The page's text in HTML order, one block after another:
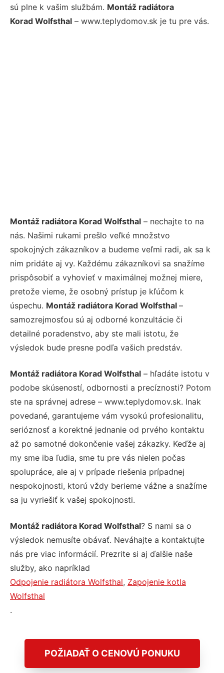
sú plne k vašim službám. Montáž radiátora
Korad Wolfsthal – www.teplydomov.sk je tu pre vás.
Montáž radiátora Korad Wolfsthal – nechajte to na
nás. Našimi rukami prešlo veľké množstvo
spokojných zákazníkov a budeme veľmi radi, ak sa k
nim pridáte aj vy. Každému zákazníkovi sa snažíme
prispôsobiť a vyhovieť v maximálnej možnej miere,
pretože vieme, že osobný prístup je kľúčom k
úspechu. Montáž radiátora Korad Wolfsthal –
samozrejmosťou sú aj odborné konzultácie či
detailné poradenstvo, aby ste mali istotu, že
výsledok bude presne podľa vašich predstáv.
Montáž radiátora Korad Wolfsthal – hľadáte istotu v
podobe skúseností, odbornosti a precíznosti? Potom
ste na správnej adrese – www.teplydomov.sk. Inak
povedané, garantujeme vám vysokú profesionalitu,
serióznosť a korektné jednanie od prvého kontaktu
až po samotné dokončenie vašej zákazky. Keďže aj
my sme iba ľudia, sme tu pre vás nielen počas
spolupráce, ale aj v prípade riešenia prípadnej
nespokojnosti, ktorú vždy berieme vážne a snažíme
sa ju vyriešiť k vašej spokojnosti.
Montáž radiátora Korad Wolfsthal? S nami sa o
výsledok nemusíte obávať. Neváhajte a kontaktujte
nás pre viac informácií. Prezrite si aj ďalšie naše
služby, ako napríklad
Odpojenie radiátora Wolfsthal, Zapojenie kotla
Wolfsthal
.
POŽIADAŤ O CENOVÚ PONUKU